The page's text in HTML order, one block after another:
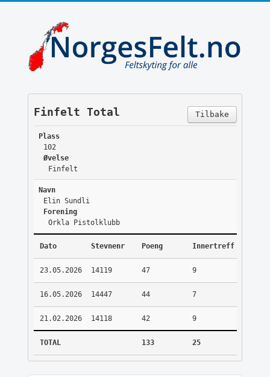
Tilbake
Finfelt Total
Plass
102
Øvelse
Finfelt
Navn
Elin Sundli
Forening
Orkla Pistolklubb
Dato Stevnenr Poeng Innertreff
23.05.2026 14119 47 9
16.05.2026 14447 44 7
21.02.2026 14118 42 9
TOTAL 133 25